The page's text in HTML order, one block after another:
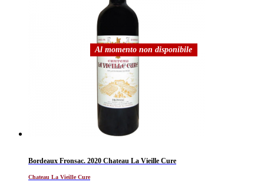
Al momento non disponibile
Bordeaux Fronsac. 2020 Chateau La Vieille Cure
Chateau La Vieille Cure